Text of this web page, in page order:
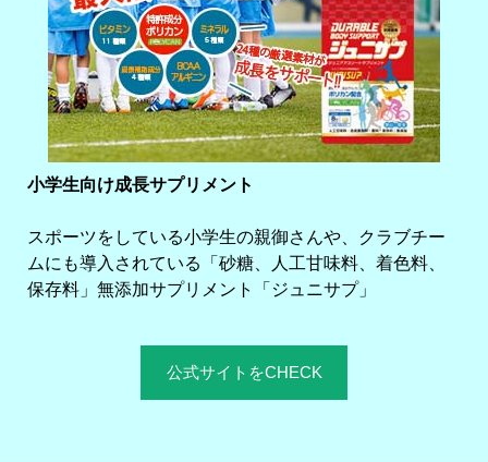
小学生向け成長サプリメント
スポーツをしている小学生の親御さんや、クラブチー
ムにも導入されている「砂糖、人工甘味料、着色料、
保存料」無添加サプリメント「ジュニサプ」
公式サイトをCHECK